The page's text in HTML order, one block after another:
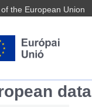
the European Union
data